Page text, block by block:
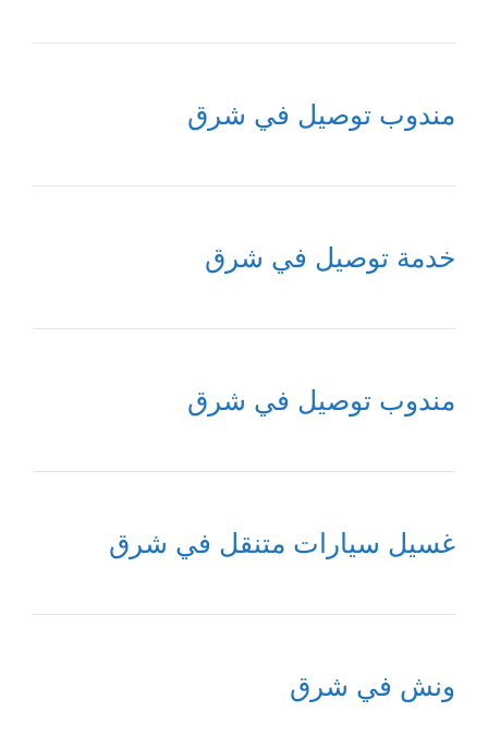
مندوب توصيل في شرق
خدمة توصيل في شرق
مندوب توصيل في شرق
غسيل سيارات متنقل في شرق
ونش في شرق